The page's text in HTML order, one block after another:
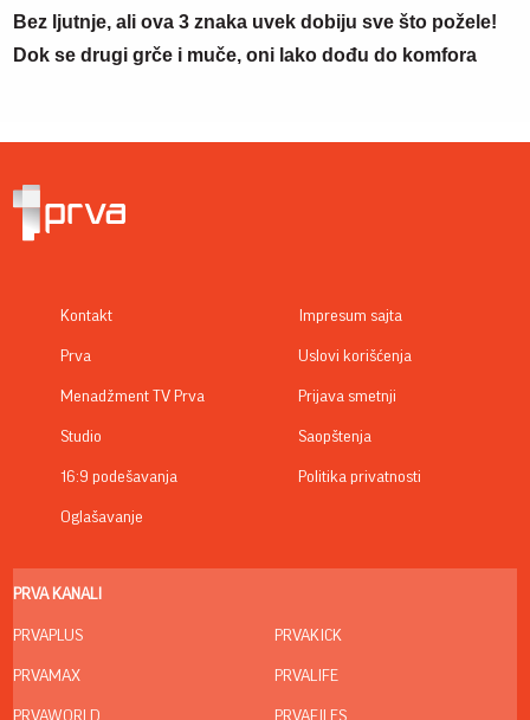
Bez ljutnje, ali ova 3 znaka uvek dobiju sve što požele!
Dok se drugi grče i muče, oni lako dođu do komfora
Kontakt
Prva
Menadžment TV Prva
Studio
16:9 podešavanja
Oglašavanje
Impresum sajta
Uslovi korišćenja
Prijava smetnji
Saopštenja
Politika privatnosti
PRVA KANALI
PRVAPLUS
PRVAMAX
PRVAKICK
PRVALIFE